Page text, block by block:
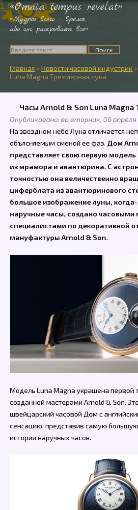
«Omnia tempus revelat»
«Мудрее всего – время,
ибо оно раскрывает все»
Главная »Новости часовой индустрии »
Luna Magna Трехмерная луна
Часы Arnold & Son Luna Magna
Опубликовано: во вторник, 06 апреля
На звездном небе Луна отличается
объясняемым сменой ее фаз. Дом
представляет свою первую модель
из мрамора и авантюрина. С
точностью она величественно
циферблата из авантюринового
большое изображение луны,
наручные часы, создано часовыми
специалистами по декоративной
мануфактуры Arnold & Son.
Модель Luna Magna украшена первой
созданной мастерами Arnold & Son.
швейцарский часовой Дом с
сенсацию, представив самую
истории наручных часов.